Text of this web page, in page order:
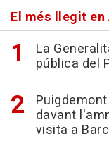
El més llegit en
La
pública del
davant
visita a